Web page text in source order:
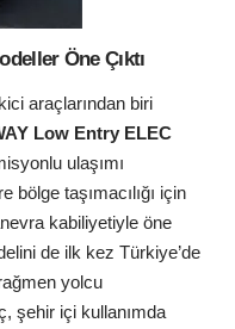
Öne Çıktı
araçlarından biri
Low Entry ELEC
ulaşımı
taşımacılığı için
kabiliyetiyle öne
de ilk kez Türkiye’de
yolcu
şehir içi kullanımda